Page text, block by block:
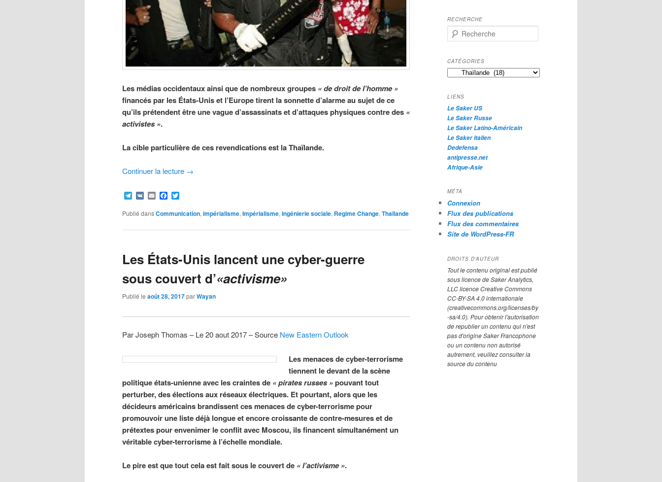
Les médias occidentaux ainsi que de nombreux groupes « de droit de l’homme »
financés par les États-Unis et l’Europe tirent la sonnette d’alarme au sujet de ce
qu’ils prétendent être une vague d’assassinats et d’attaques physiques contre des «
activistes ».
La cible particulière de ces revendications est la Thaïlande.
Continuer la lecture →
Telegram
VK EmailFacebook
Publié dansCommunication, impérialisme, Impérialisme, Ingénierie sociale, Regime Change, Thaïlande
Les États-Unis lancent une cyber-guerre
sous couvert d’«activisme»
Publié le août 28, 2017parWayan
Par Joseph Thomas – Le 20 aout 2017 – Source New Eastern Outlook
Les menaces de cyber-terrorisme
tiennent le devant de la scène
politique états-unienne avec les craintes de « pirates russes »pouvant tout
perturber, des élections aux réseaux électriques. Et pourtant, alors que les
décideurs américains brandissent ces menaces de cyber-terrorisme pour
promouvoir une liste déjà longue et encore croissante de contre-mesures et de
prétextes pour envenimer le conflit avec Moscou, ils financent simultanément un
véritable cyber-terrorisme à l’échelle mondiale.
Le pire est que tout cela est fait sous le couvert de « l’activisme ».
RECHERCHE
e
h
e
r
h
e
CATÉGORIES
Catégories
LIENS
Le Saker US
Le Saker Russe
Le Saker Latino-Américain
Le Saker Italien
Dedefensa
antipresse.net
Afrique-Asie
MÉTA
Connexion
Flux des publications
Flux des commentaires
Site de WordPress-FR
DROITS D’AUTEUR
Tout le contenu original est publié
sous licence de Saker Analytics,
LLC licence Creative Commons
CC-BY-SA 4.0 internationale
(creativecommons.org/licenses/by
-sa/4.0). Pour obtenir l'autorisation
de republier un contenu qui n'est
pas d'origine Saker Francophone
ou un contenu non autorisé
autrement, veuillez consulter la
source du contenu